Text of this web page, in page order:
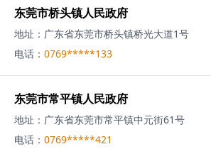
东莞市桥头镇人民政府
地址： 广东省东莞市桥头镇桥光大道1号
电话： 0769*****133
东莞市常平镇人民政府
地址： 广东省东莞市常平镇中元街61号
电话： 0769*****421